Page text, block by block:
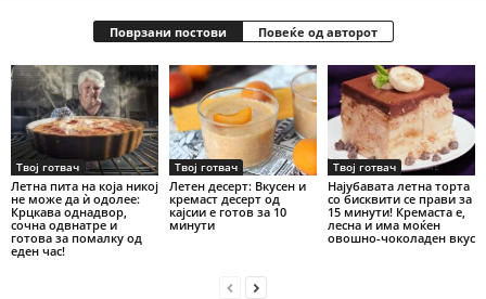
Поврзани постови Повеќе од авторот
Твој готвач
Летна пита на која никој
не може да ѝ одолее:
Крцкава однадвор,
сочна одвнатре и
готова за помалку од
еден час!
Твој готвач
Летен десерт: Вкусен и
кремаст десерт од
кајсии е готов за 10
минути
Твој готвач
Најубавата летна торта
со бисквити се прави за
15 минути! Кремаста е,
лесна и има моќен
овошно-чоколаден вкус